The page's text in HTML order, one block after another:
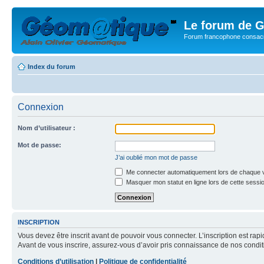
Le forum de
Forum francophone
Index du forum
Connexion
Nom d’utilisateur :
Mot de passe:
J’ai oublié mon mot de passe
Me connecter automatiquement lors de chaque
Masquer mon statut en ligne lors de cette
INSCRIPTION
Vous devez être inscrit avant de pouvoir vous connecter. L’inscription est
Avant de vous inscrire, assurez-vous d’avoir pris connaissance de nos
Conditions d’utilisation
Politique de confidentialité